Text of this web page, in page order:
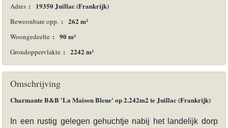
Adres : 19350 Juillac (Frankrijk)
Bewoonbare opp. : 262 m²
Woongedeelte : 90 m²
Grondoppervlakte : 2242 m²
Omschrijving
Charmante B&B 'La Maison Bleue' op 2.242m2 te Juillac (Frankrijk)
In een rustig gelegen gehuchtje nabij het landelijk dorp